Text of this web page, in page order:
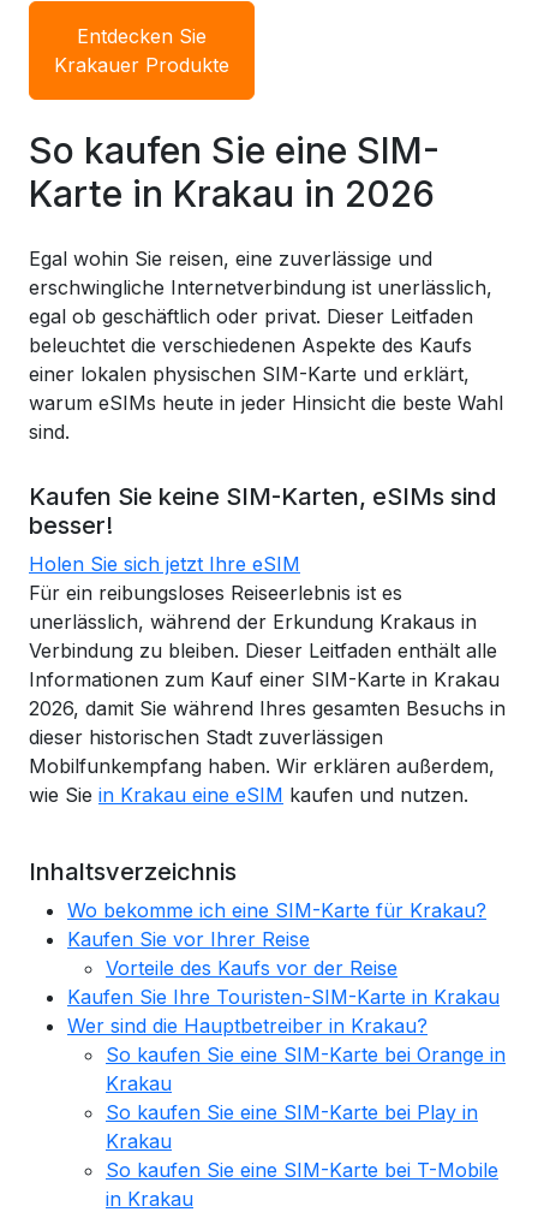
Entdecken Sie
Krakauer Produkte
So kaufen Sie eine SIM-
Karte in Krakau in 2026
Egal wohin Sie reisen, eine zuverlässige und
erschwingliche Internetverbindung ist unerlässlich,
egal ob geschäftlich oder privat. Dieser Leitfaden
beleuchtet die verschiedenen Aspekte des Kaufs
einer lokalen physischen SIM-Karte und erklärt,
warum eSIMs heute in jeder Hinsicht die beste Wahl
sind.
Kaufen Sie keine SIM-Karten, eSIMs sind
besser!
Holen Sie sich jetzt Ihre eSIM
Für ein reibungsloses Reiseerlebnis ist es
unerlässlich, während der Erkundung Krakaus in
Verbindung zu bleiben. Dieser Leitfaden enthält alle
Informationen zum Kauf einer SIM-Karte in Krakau
2026, damit Sie während Ihres gesamten Besuchs in
dieser historischen Stadt zuverlässigen
Mobilfunkempfang haben. Wir erklären außerdem,
wie Sie in Krakau eine eSIM kaufen und nutzen.
Inhaltsverzeichnis
Wo bekomme ich eine SIM-Karte für Krakau?
Kaufen Sie vor Ihrer Reise
Vorteile des Kaufs vor der Reise
Kaufen Sie Ihre Touristen-SIM-Karte in Krakau
Wer sind die Hauptbetreiber in Krakau?
So kaufen Sie eine SIM-Karte bei Orange in
Krakau
So kaufen Sie eine SIM-Karte bei Play in
Krakau
So kaufen Sie eine SIM-Karte bei T-Mobile
in Krakau